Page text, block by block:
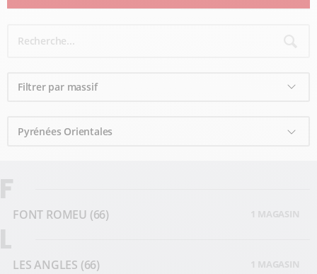
1 MAGASIN
FONT ROMEU (66)
1 MAGASIN
LES ANGLES (66)